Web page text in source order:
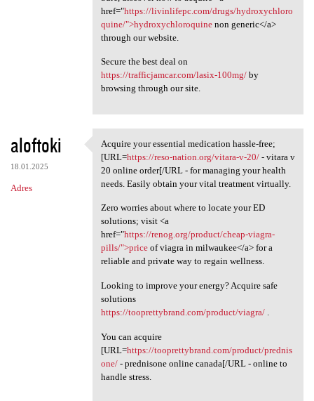
href="https://livinlifepc.com/drugs/hydroxychloro
quine/">hydroxychloroquinenon generic</a>
through our website.
Secure the best deal on
https://trafficjamcar.com/lasix-100mg/by
browsing through our site.
aloftoki
18.01.2025
Adres
Acquire your essential
Acquire your essential medication hassle-free;
[URL=https://reso-nation.org/vitara-v-20/- vitara v
20 online order[/URL - for managing your health
needs. Easily obtain your vital treatment virtually.
Zero worries about where to locate your ED
solutions; visit <a
href="https://renog.org/product/cheap-viagra-
pills/">priceof viagra in milwaukee</a> for a
reliable and private way to regain wellness.
Looking to improve your energy? Acquire safe
solutions
https://tooprettybrand.com/product/viagra/.
You can acquire
[URL=https://tooprettybrand.com/product/prednis
one/- prednisone online canada[/URL - online to
handle stress.